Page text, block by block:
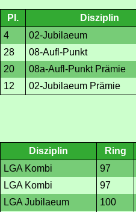
Pl. Disziplin
4
02-Jubilaeum
28
08-Aufl-Punkt
20
08a-Aufl-Punkt Prämie
12
02-Jubilaeum Prämie
Disziplin Ring
LGA Kombi
97
LGA Kombi
97
LGA Jubilaeum
100